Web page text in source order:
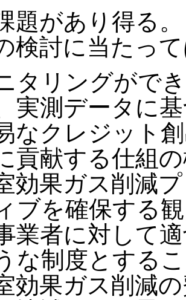
題があり得る。
検討に当たっ
タリングがで
実測データに
なクレジット
貢献する仕組
効果ガス削減
ブを確保する
業者に対して
な制度とする
効果ガス削減